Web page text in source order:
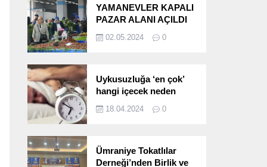
YAMANEVLER KAPALI
PAZAR ALANI AÇILDI
02.05.2024 0
Uykusuzluğa ‘en çok’
hangi içecek neden
18.04.2024 0
Ümraniye Tokatlılar
Derneği’nden Birlik ve